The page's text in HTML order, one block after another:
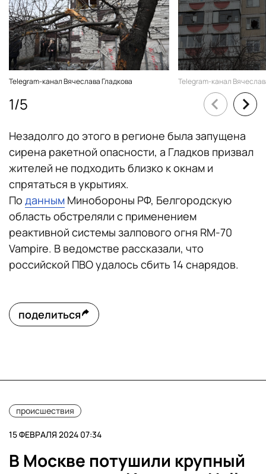
Telegram-канал Вячеслава Гладкова Telegram-канал
1/5
Незадолго до этого в регионе была запущена
сирена ракетной опасности, а Гладков призвал
жителей не подходить близко к окнам и
спрятаться в укрытиях.
По данным Минобороны РФ, Белгородскую
область обстреляли с применением
реактивной системы залпового огня RM-70
Vampire. В ведомстве рассказали, что
российской ПВО удалось сбить 14 снарядов.
поделиться
происшествия
15 ФЕВРАЛЯ 2024 07:34
В Москве потушили крупный